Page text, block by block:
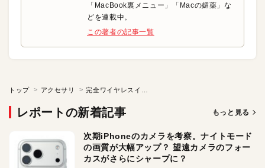
「MacBook裏メニュー」「Macの媚薬」な
どを連載中。
この著者の記事一覧
トップ アクセサリ
レポートの新着記事 もっと見る
次期iPhoneのカメラを考察。ナイトモード
の画質が大幅アップ？ 望遠カメラのフォー
カスがさらにシャープに？